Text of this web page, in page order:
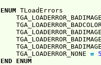
ENUM TLoadErrors
TGA_LOADERROR_NONE =
END ENUM